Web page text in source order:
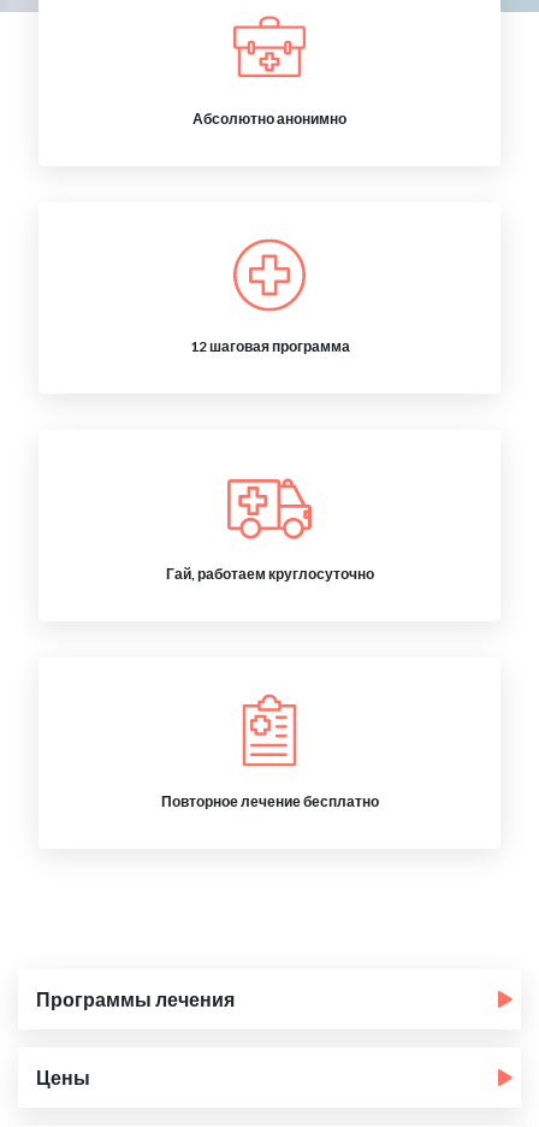
Абсолютно анонимно
12 шаговая программа
Гай, работаем круглосуточно
Повторное лечение бесплатно
Программы лечения
Цены